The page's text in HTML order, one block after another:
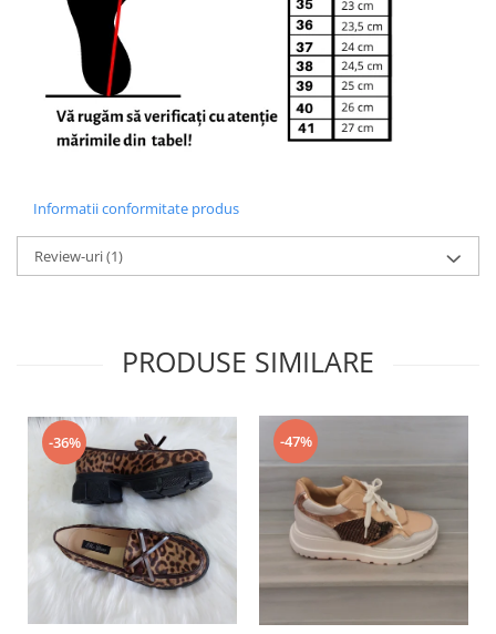
Informatii conformitate produs
Review-uri(1)
PRODUSE SIMILARE
-36% -47%